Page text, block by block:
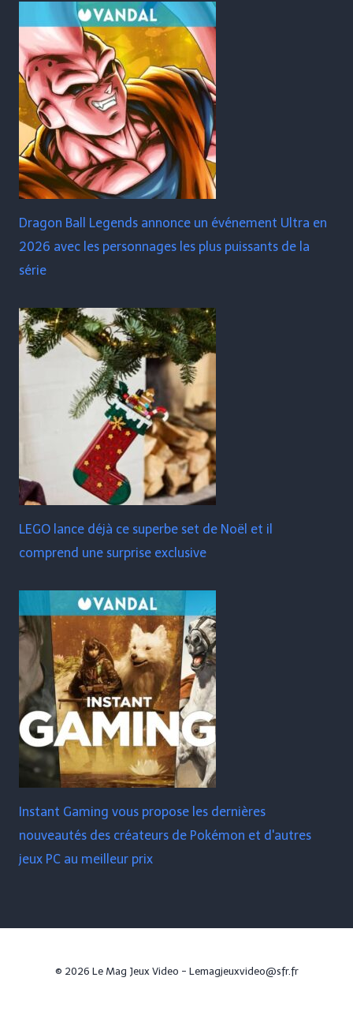
Dragon Ball Legends annonce un événement Ultra en
2026 avec les personnages les plus puissants de la
série
LEGO lance déjà ce superbe set de Noël et il
comprend une surprise exclusive
Instant Gaming vous propose les dernières
nouveautés des créateurs de Pokémon et d'autres
jeux PC au meilleur prix
© 2026 Le Mag Jeux Video - Lemagjeuxvideo@sfr.fr